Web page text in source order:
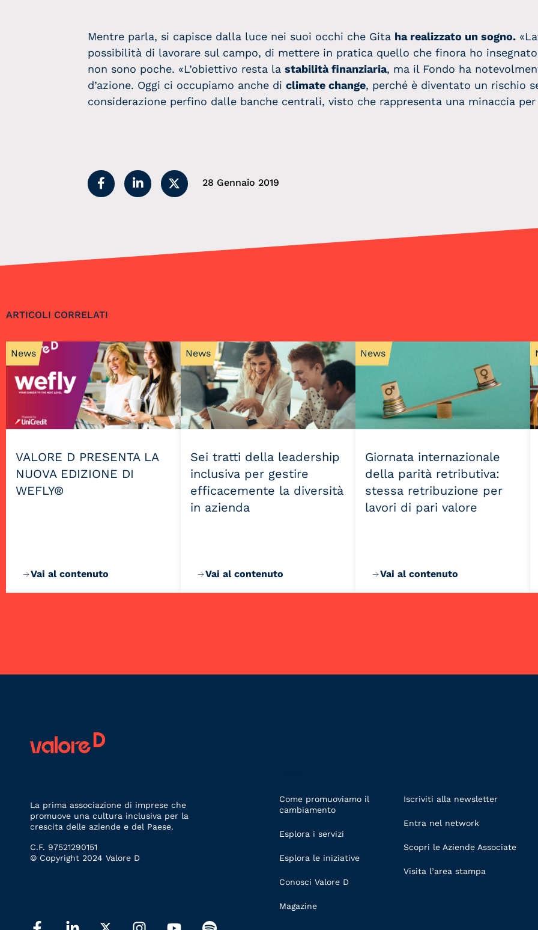
Mentre parla, si capisce dalla luce nei suoi occhi che Gita ha realizzato un sogno.
possibilità di lavorare sul campo, di mettere in pratica quello che finora ho insegnato
non sono poche. «L’obiettivo resta la stabilità finanziaria, ma il Fondo ha
d’azione. Oggi ci occupiamo anche di climate change, perché è diventato un rischio
considerazione perfino dalle banche centrali, visto che rappresenta una minaccia per
28 Gennaio 2019
ARTICOLI CORRELATI
News
VALORE D PRESENTA LA
NUOVA EDIZIONE DI
WEFLY®
Vai al contenuto
News
Sei tratti della leadership
inclusiva per gestire
efficacemente la diversità
in azienda
Vai al contenuto
News
Giornata internazionale
della parità retributiva:
stessa retribuzione per
lavori di pari valore
Vai al contenuto
La prima associazione di imprese che
promuove una cultura inclusiva per la
crescita delle aziende e del Paese.
C.F. 97521290151
© Copyright 2024 Valore D
Come promuoviamo il
cambiamento
Esplora i servizi
Esplora le iniziative
Conosci Valore D
Magazine
Iscriviti alla newsletter
Entra nel network
Scopri le Aziende Associate
Visita l’area stampa